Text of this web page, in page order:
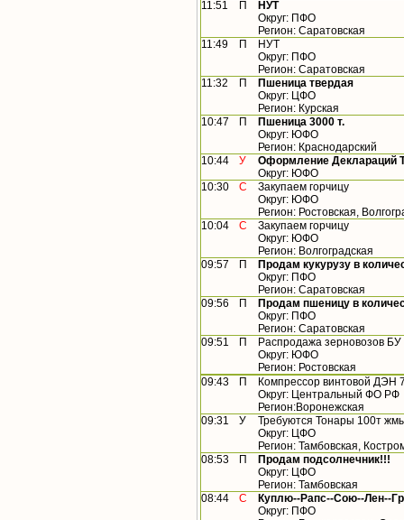
11:51
П
НУТ
Округ: ПФО
Регион: Саратовская
11:49
П
НУТ
Округ: ПФО
Регион: Саратовская
11:32
П
Пшеница твердая
Округ: ЦФО
Регион: Курская
10:47
П
Пшеница 3000 т.
Округ: ЮФО
Регион: Краснодарский
10:44
У
Оформление Деклараций
Округ: ЮФО
10:30
С
Закупаем горчицу
Округ: ЮФО
Регион: Ростовская,
10:04
С
Закупаем горчицу
Округ: ЮФО
Регион: Волгоградская
09:57
П
Продам кукурузу в
Округ: ПФО
Регион: Саратовская
09:56
П
Продам пшеницу в
Округ: ПФО
Регион: Саратовская
09:51
П
Распродажа зерновозов БУ
Округ: ЮФО
Регион: Ростовская
09:43
П
Компрессор винтовой ДЭН
Округ: Центральный ФО РФ
Регион:Воронежская
09:31
У Требуются Тонары 100т
Округ: ЦФО
Регион: Тамбовская,
08:53
П
Продам подсолнечник!!!
Округ: ЦФО
Регион: Тамбовская
08:44
С
Куплю--Рапс--Сою--Лен--
Округ: ПФО